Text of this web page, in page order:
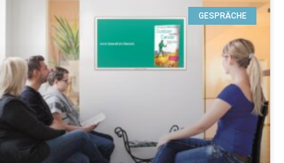
GESPRÄCHE